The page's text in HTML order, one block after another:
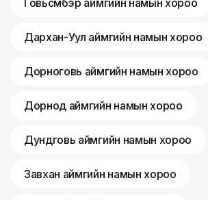
Дархан-Уул аймгийн намын хороо
Дорноговь аймгийн намын хороо
Дорнод аймгийн намын хороо
Дундговь аймгийн намын хороо
Завхан аймгийн намын хороо